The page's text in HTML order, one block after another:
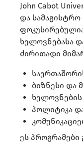
John Cabot
და
ხელოვნებასა
ძირითადი
ბიზნესი და
პოლიტიკა
ეს